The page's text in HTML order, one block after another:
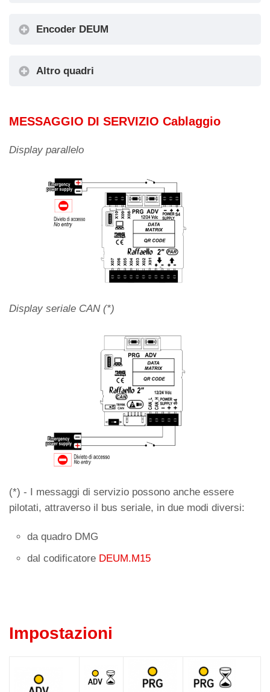
Encoder DEUM
Altro quadri
MESSAGGIO DI SERVIZIO Cablaggio
Display parallelo
Display seriale CAN (*)
(*) - I messaggi di servizio possono anche essere
pilotati, attraverso il bus seriale, in due modi diversi:
da quadro DMG
dal codificatore DEUM.M15
Impostazioni